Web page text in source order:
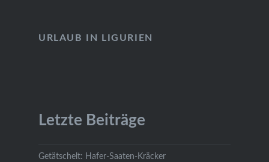
URLAUB IN LIGURIEN
Letzte Beiträge
Getätschelt: Hafer-Saaten-Kräcker